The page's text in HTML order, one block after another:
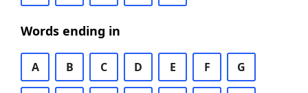
Words ending in
A B C D E F G